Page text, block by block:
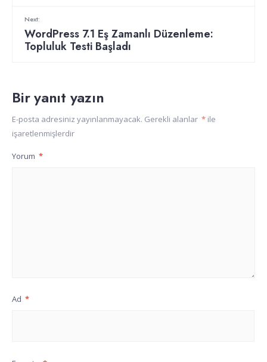
Next:
WordPress 7.1 Eş Zamanlı Düzenleme:
Topluluk Testi Başladı
Bir yanıt yazın
E-posta adresiniz yayınlanmayacak. Gerekli alanlar * ile
işaretlenmişlerdir
Yorum *
Ad *